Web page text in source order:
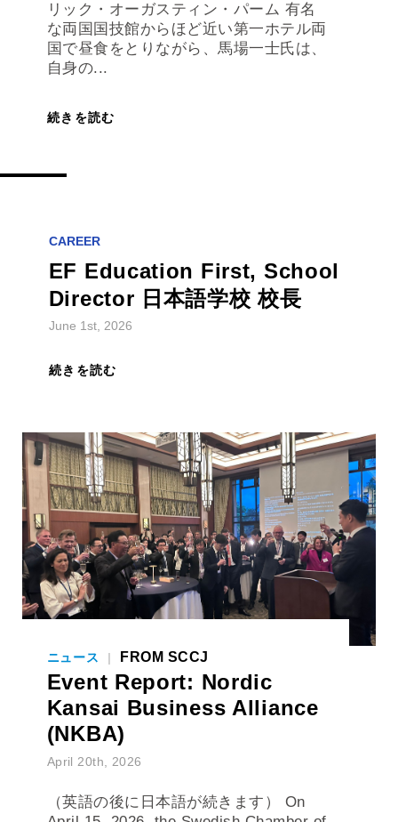
リック・オーガスティン・パーム 有名
な両国国技館からほど近い第一ホテル両
国で昼食をとりながら、馬場一士氏は、
自身の...
続きを読む
CAREER
EF Education First, School
Director 日本語学校 校長
June 1st, 2026
続きを読む
ニュース | FROM SCCJ
Event Report: Nordic
Kansai Business Alliance
(NKBA)
April 20th, 2026
（英語の後に日本語が続きます） On